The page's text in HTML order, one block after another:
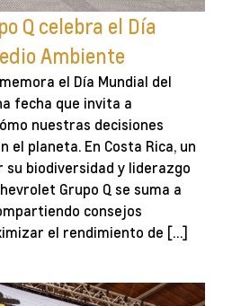
Q celebra el Día
Ambiente
el Día Mundial del
fecha que invita a
nuestras decisiones
el planeta. En Costa Rica, un
su biodiversidad y liderazgo
Grupo Q se suma a
consejos
el rendimiento de […]